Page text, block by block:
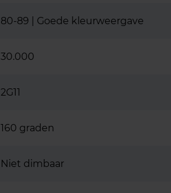
80-89 | Goede kleurweergave
30.000
2G11
160 graden
Niet dimbaar